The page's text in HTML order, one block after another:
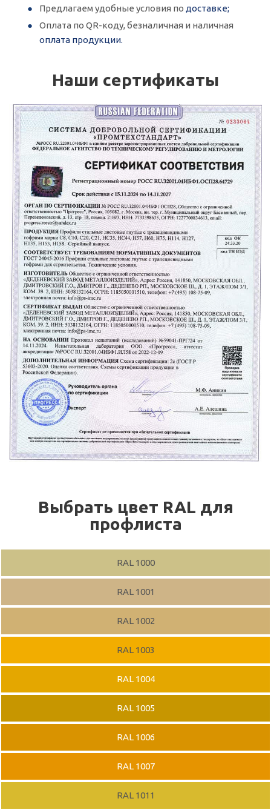
Предлагаем удобные условия по доставке;
Оплата по QR-коду, безналичная и наличная
оплата продукции.
Наши сертификаты
Выбрать цвет RAL для
профлиста
RAL 1000
RAL 1001
RAL 1002
RAL 1003
RAL 1004
RAL 1005
RAL 1006
RAL 1007
RAL 1011